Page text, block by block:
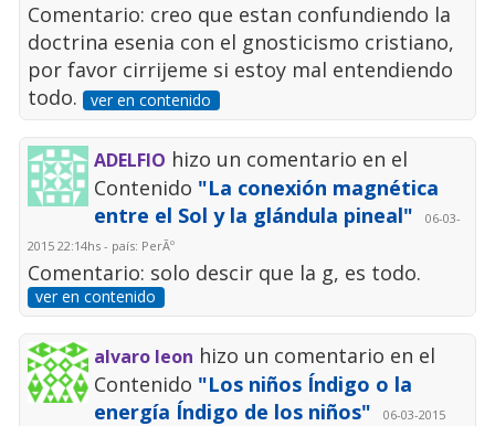
Comentario: creo que estan confundiendo la
doctrina esenia con el gnosticismo cristiano,
por favor cirrijeme si estoy mal entendiendo
todo.
ver en contenido
ADELFIO hizo un comentario en el
Contenido "La conexión magnética
entre el Sol y la glándula pineal"
06-03-
2015 22:14hs - país: PerÃº
Comentario: solo descir que la g, es todo.
ver en contenido
alvaro leon hizo un comentario en el
Contenido "Los niños Índigo o la
energía Índigo de los niños"
06-03-2015